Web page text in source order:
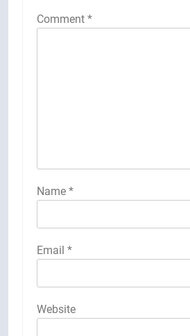
Comment *
Name *
Email *
Website